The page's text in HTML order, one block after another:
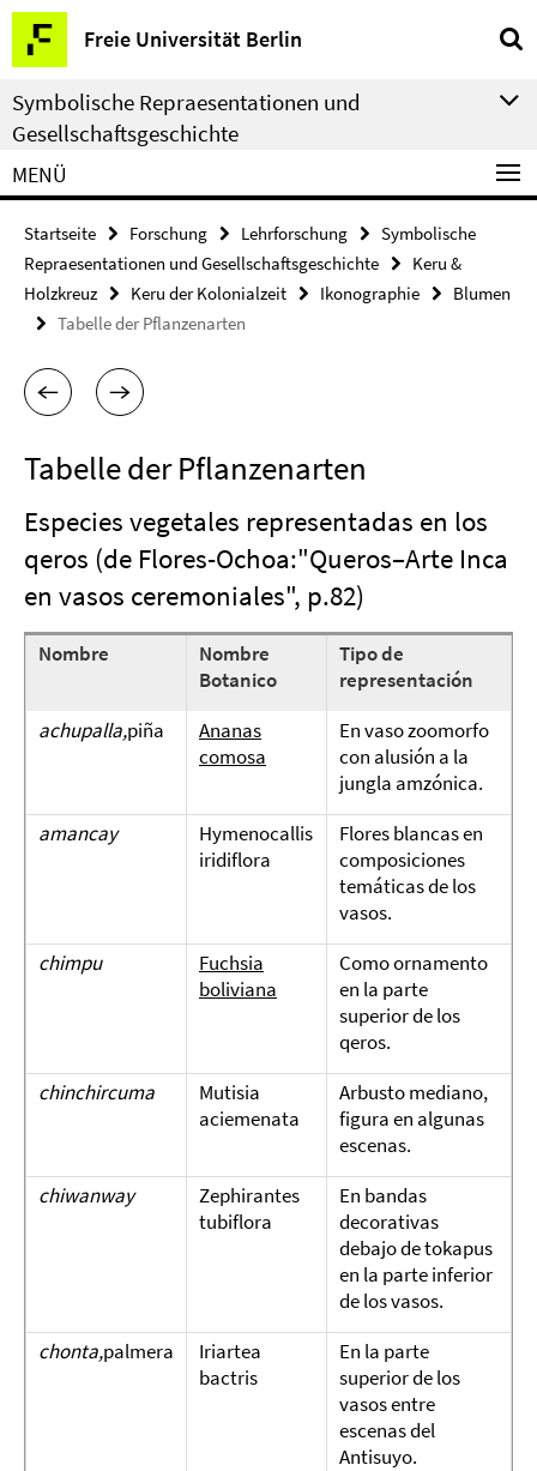
Springe
direkt
zu
Inhalt
Freie Universität Berlin
Service-
Navigation
Symbolische Repraesentationen und
Gesellschaftsgeschichte
MENÜ
Startseite Forschung Lehrforschung
Symbolische
Repraesentationen und Gesellschaftsgeschichte
Keru &
Holzkreuz
Keru der Kolonialzeit Ikonographie
Blumen
Tabelle der Pflanzenarten
Tabelle der Pflanzenarten
Especies vegetales representadas en los
qeros (de Flores-Ochoa:"Queros–Arte Inca
en vasos ceremoniales", p.82)
Nombre
Nombre
Botanico
Tipo de
representación
achupalla,piña
Ananas
comosa
En vaso zoomorfo
con alusión a la
jungla amzónica.
amancay
Hymenocallis
iridiflora
Flores blancas en
composiciones
temáticas de los
vasos.
chimpu
Fuchsia
boliviana
Como ornamento
en la parte
superior de los
qeros.
chinchircuma
Mutisia
aciemenata
Arbusto mediano,
figura en algunas
escenas.
chiwanway
Zephirantes
tubiflora
En bandas
decorativas
debajo de tokapus
en la parte inferior
de los vasos.
chonta,palmera
Iriartea
bactris
En la parte
superior de los
vasos entre
escenas del
Antisuyo.